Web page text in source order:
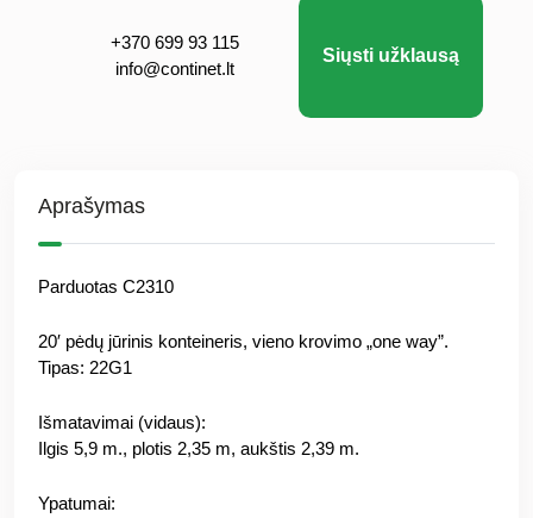
+370 699 93 115
info@continet.lt
Siųsti užklausą
Aprašymas
Parduotas C2310
20′ pėdų jūrinis konteineris, vieno krovimo „one way”.
Tipas: 22G1
Išmatavimai (vidaus):
Ilgis 5,9 m., plotis 2,35 m, aukštis 2,39 m.
Ypatumai: